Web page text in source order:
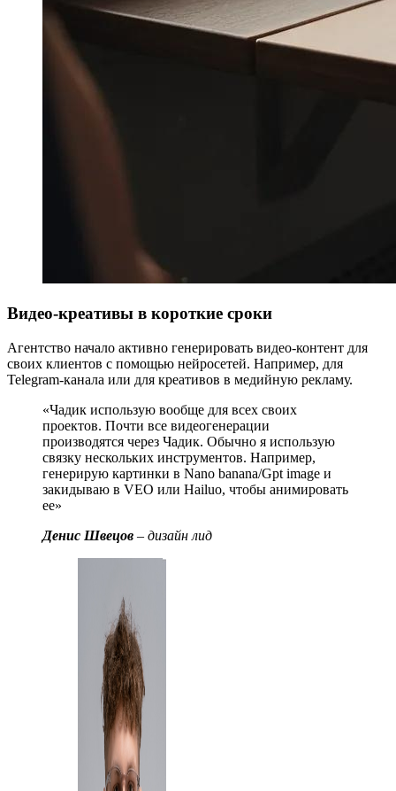
Видео-креативы в короткие сроки
Агентство начало активно генерировать видео-контент для
своих клиентов с помощью нейросетей. Например, для
Telegram-канала или для креативов в медийную рекламу.
«Чадик использую вообще для всех своих
проектов. Почти все видеогенерации
производятся через Чадик. Обычно я использую
связку нескольких инструментов. Например,
генерирую картинки в Nano banana/Gpt image и
закидываю в VEO или Hailuo, чтобы анимировать
ее»
Денис Швецов – дизайн лид